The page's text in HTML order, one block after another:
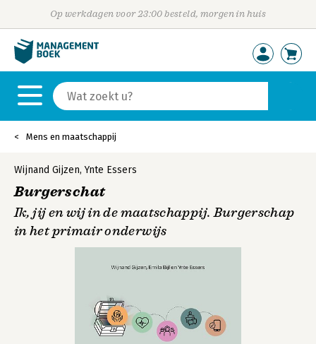
Op werkdagen voor 23:00 besteld, morgen in huis
Mens en maatschappij
Wijnand Gijzen,Ynte Essers
Burgerschat
Ik, jij en wij in de maatschappij. Burgerschap
in het primair onderwijs